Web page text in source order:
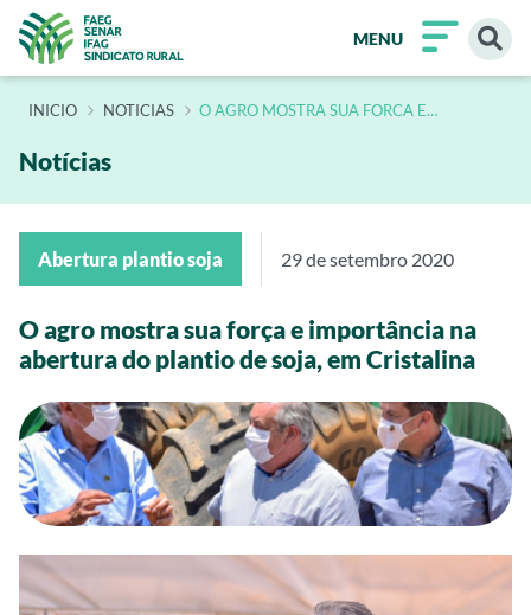
MENU
INÍCIO NOTICIAS O AGRO MOSTRA SUA FORCA E
Notícias
Abertura plantio soja 29 de setembro 2020
O agro mostra sua força e importância na
abertura do plantio de soja, em Cristalina